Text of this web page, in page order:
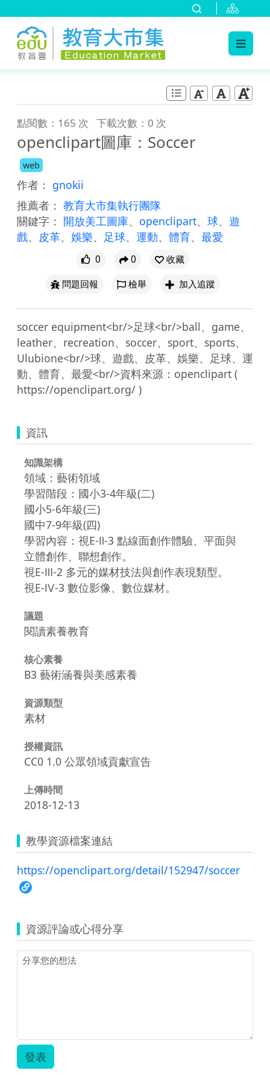
點閱數：165 次 下載次數：0 次
openclipart圖庫：Soccer
web
作者： gnokii
推薦者： 教育大市集執行團隊
關鍵字： 開放美工圖庫、 openclipart、 球、 遊
戲、 皮革、 娛樂、 足球、 運動、 體育、 最愛
0 0
收藏
問題回報
檢舉 加入追蹤
soccer equipment<br/>足球<br/>ball、game、
leather、recreation、soccer、sport、sports、
Ulubione<br/>球、遊戲、皮革、娛樂、足球、運
動、體育、最愛<br/>資料來源：openclipart (
資訊
知識架構
領域：藝術領域
學習階段：國小3-4年級(二)
國小5-6年級(三)
國中7-9年級(四)
學習內容：視E-Ⅱ-3 點線面創作體驗、平面與
立體創作、聯想創作。
視E-Ⅲ-2 多元的媒材技法與創作表現類型。
視E-Ⅳ-3 數位影像、數位媒材。
議題
閱讀素養教育
核心素養
B3 藝術涵養與美感素養
資源類型
素材
授權資訊
CC0 1.0 公眾領域貢獻宣告
上傳時間
2018-12-13
教學資源檔案連結
https://openclipart.org/detail/152947/soccer
資源評論或心得分享
發表